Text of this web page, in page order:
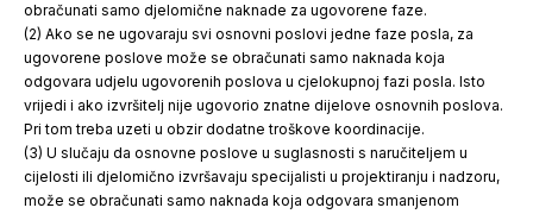
obračunati samo djelomične naknade za ugovorene faze.
(2) Ako se ne ugovaraju svi osnovni poslovi jedne faze posla, za
ugovorene poslove može se obračunati samo naknada koja
odgovara udjelu ugovorenih poslova u cjelokupnoj fazi posla. Isto
vrijedi i ako izvršitelj nije ugovorio znatne dijelove osnovnih poslova.
Pri tom treba uzeti u obzir dodatne troškove koordinacije.
(3) U slučaju da osnovne poslove u suglasnosti s naručiteljem u
cijelosti ili djelomično izvršavaju specijalisti u projektiranju i nadzoru,
može se obračunati samo naknada koja odgovara smanjenom